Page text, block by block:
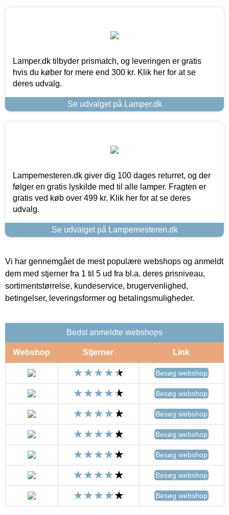
Lamper.dk tilbyder prismatch, og leveringen er gratis
hvis du køber for mere end 300 kr. Klik her for at se
deres udvalg.
Se udvalget på Lamper.dk
Lampemesteren.dk giver dig 100 dages returret, og der
følger en gratis lyskilde med til alle lamper. Fragten er
gratis ved køb over 499 kr. Klik her for at se deres
udvalg.
Se udvalget på Lampemesteren.dk
Vi har gennemgået de mest populære webshops og anmeldt
dem med stjerner fra 1 til 5 ud fra bl.a. deres prisniveau,
sortimentstørrelse, kundeservice, brugervenlighed,
betingelser, leveringsformer og betalingsmuligheder.
Bedst anmeldte webshops
Webshop Stjerner Link
Besøg webshop
Besøg webshop
Besøg webshop
Besøg webshop
Besøg webshop
Besøg webshop
Besøg webshop